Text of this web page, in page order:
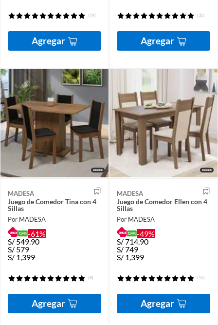
(19)
Agregar
(30)
Agregar
MADESA
Juego de Comedor Tina con 4
Sillas
Por MADESA
-61%
S/ 549.90
S/ 579
S/ 1,399
(8)
Agregar
MADESA
Juego de Comedor Ellen con 4
Sillas
Por MADESA
-49%
S/714.90
S/749
S/ 1,399
(10)
Agregar